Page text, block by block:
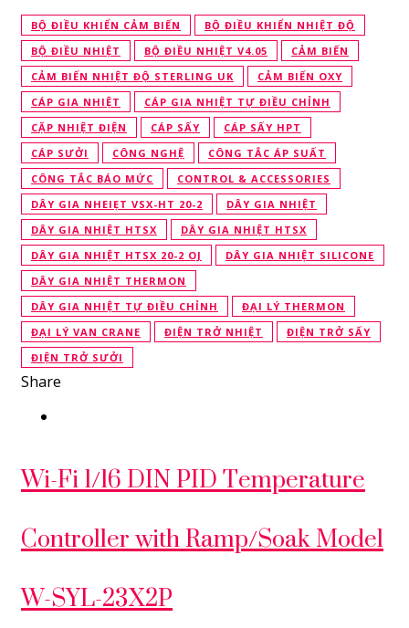
BỘ ĐIỀU KHIỂN CẢM BIẾN
BỘ ĐIỀU KHIỂN NHIỆT ĐỘ
BỘ ĐIỀU NHIỆT
BỘ ĐIỀU NHIỆT V4.05
CẢM BIẾN
CẢM BIẾN NHIỆT ĐỘ STERLING UK
CẢM BIẾN OXY
CÁP GIA NHIỆT
CÁP GIA NHIỆT TỰ ĐIỀU CHỈNH
CẶP NHIỆT ĐIỆN
CÁP SẤY
CÁP SẤY HPT
CÁP SƯỞI
CÔNG NGHỆ
CÔNG TẮC ÁP SUẤT
CÔNG TẮC BÁO MỨC
CONTROL & ACCESSORIES
DÂY GIA NHEIẸT VSX-HT 20-2
DÂY GIA NHIỆT
DÂY GIA NHIỆT HTSX
DÂY GIA NHIỆT HTSX
DÂY GIA NHIỆT HTSX 20-2 OJ
DÂY GIA NHIỆT SILICONE
DÂY GIA NHIỆT THERMON
DÂY GIA NHIỆT TỰ ĐIỀU CHỈNH
ĐẠI LÝ THERMON
ĐẠI LÝ VAN CRANE
ĐIỆN TRỞ NHIỆT
ĐIỆN TRỞ SẤY
ĐIỆN TRỞ SƯỞI
Share
Wi-Fi 1/16 DIN PID Temperature
Controller with Ramp/Soak Model
W-SYL-23X2P